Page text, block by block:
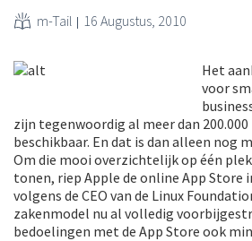
m-Tail 16 Augustus, 2010
Het
voor
zijn tegenwoordig al meer dan
beschikbaar. En dat is dan alleen nog
Om die mooi overzichtelijk op één
tonen, riep Apple de online App Store
volgens de CEO van de Linux
zakenmodel nu al volledig
bedoelingen met de App Store ook